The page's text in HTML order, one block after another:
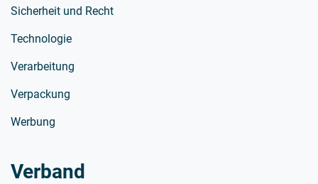
Sicherheit und Recht
Technologie
Verarbeitung
Verpackung
Werbung
Verband